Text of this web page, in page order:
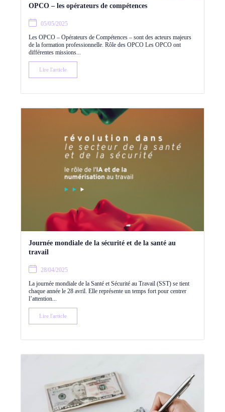
OPCO – les opérateurs de compétences
05/05/2025
Les OPCO – Opérateurs de Compétences – sont des acteurs majeurs
de la formation professionnelle. Rôle des OPCO Les OPCO ont
différentes missions...
Lire l'article
Journée mondiale de la sécurité et de la santé au
travail
28/04/2025
La journée mondiale de la Santé et Sécurité au Travail (SST) se tient
chaque année le 28 avril. Elle représente un temps fort pour centrer
l’attention...
Lire l'article